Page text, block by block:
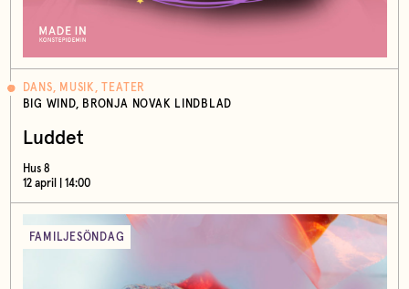
DANS, MUSIK, TEATER
BIG WIND, BRONJA NOVAK LINDBLAD
Luddet
Hus 8
12 april | 14:00
FAMILJESÖNDAG